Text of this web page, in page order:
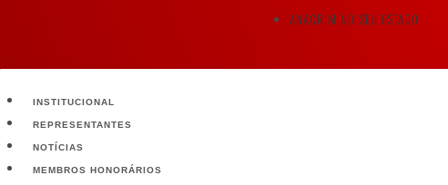
ANACRIM NO SEU ESTADO
INSTITUCIONAL
REPRESENTANTES
NOTÍCIAS
MEMBROS HONORÁRIOS